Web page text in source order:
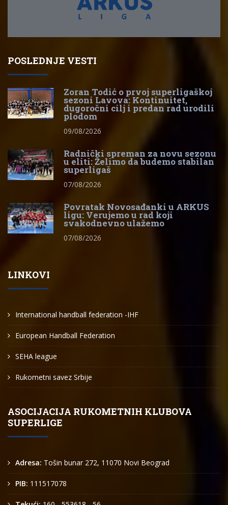
POSLEDNJE VESTI
Zoran Todić o prvoj superligaškoj
sezoni Lavova: Kontinuitet,
dugoročni cilj i predan rad urodili
plodom
09/08/2026
Radnički spreman za novu sezonu
u eliti: Želimo da budemo stabilan
superligaš
07/08/2026
Povratak Novosađanki u ARKUS
ligu: Verujemo u rad koji
svakodnevno ulažemo
07/08/2026
LINKOVI
International handball federation -IHF
European Handball Federation
SEHA league
Rukometni savez Srbije
ASOCIJACIJA RUKOMETNIH KLUBOVA
SUPERLIGE
Adresa: Tošin bunar 272, 11070 Novi Beograd
PIB: 111517078